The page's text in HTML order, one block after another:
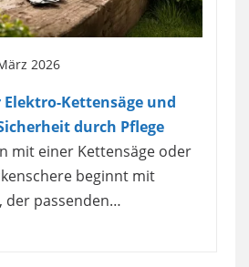
2026
Elektro-Kettensäge und
durch Pflege
mit einer Kettensäge oder
beginnt mit
der passenden…